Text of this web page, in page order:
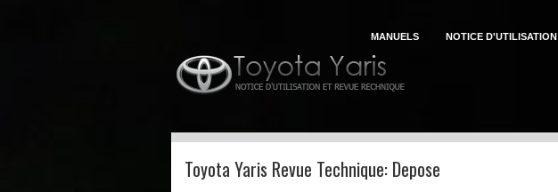
MANUELS NOTICE D'UTILISATION
Toyota Yaris Revue Technique: Depose